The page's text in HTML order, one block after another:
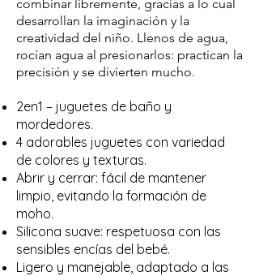
combinar libremente, gracias a lo cual
desarrollan la imaginación y la
creatividad del niño. Llenos de agua,
rocían agua al presionarlos: practican la
precisión y se divierten mucho.
2en1 – juguetes de baño y
mordedores.
4 adorables juguetes con variedad
de colores y texturas.
Abrir y cerrar: fácil de mantener
limpio, evitando la formación de
moho.
Silicona suave: respetuosa con las
sensibles encías del bebé.
Ligero y manejable, adaptado a las